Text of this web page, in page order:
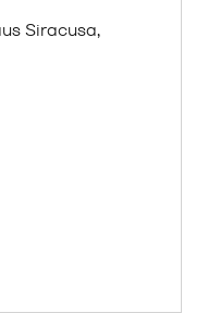
Siracusa,